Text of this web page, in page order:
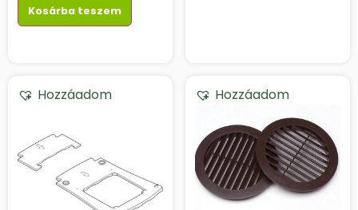
Kosárba teszem
Hozzáadom Hozzáadom